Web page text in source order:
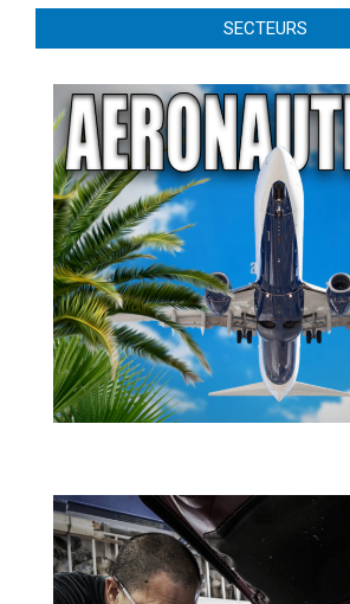
SECTEURS